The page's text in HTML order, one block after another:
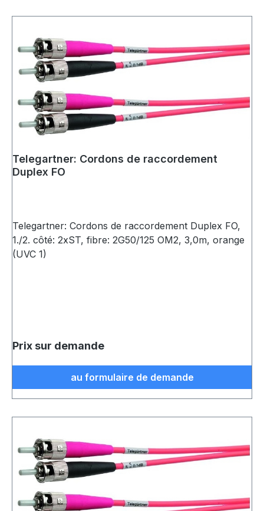
Telegartner: Cordons de raccordement
Duplex FO
Telegartner: Cordons de raccordement Duplex FO,
1./2. côté: 2xST, fibre: 2G50/125 OM2, 3,0m, orange
(UVC 1)
Prix sur demande
au formulaire de demande